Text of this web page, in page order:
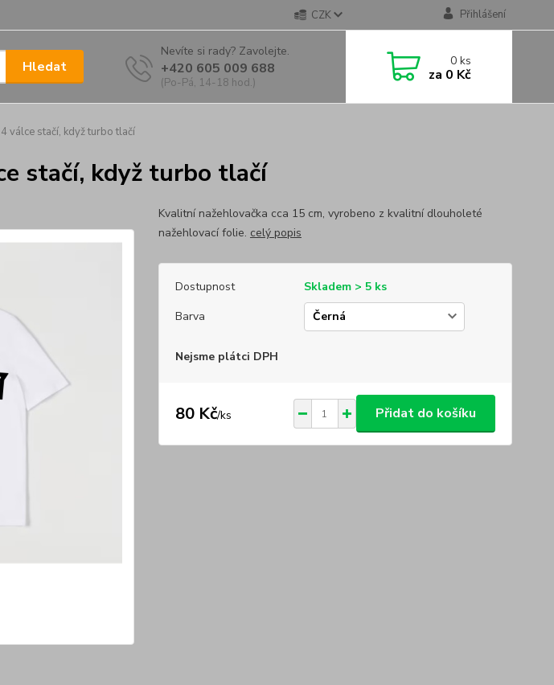
CZK Přihlášení
Hledat
Nevíte si rady? Zavolejte.
+420 605 009 688
(Po-Pá, 14-18 hod.)
0ks
za 0 Kč
válce stačí, když turbo tlačí
stačí, když turbo tlačí
Kvalitní nažehlovačka cca 15 cm, vyrobeno z kvalitní dlouholeté
nažehlovací folie. celý popis
Dostupnost
Skladem > 5 ks
Barva
Nejsme plátci DPH
80 Kč/ks Přidat do košíku